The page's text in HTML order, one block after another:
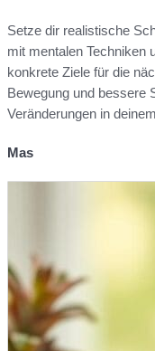
Setze dir realistische
mit mentalen Techniken
konkrete Ziele für die
Bewegung und bessere
Veränderungen in
Mas